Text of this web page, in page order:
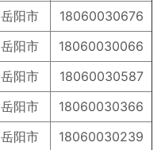
岳阳市
18060030676
岳阳市
18060030066
岳阳市
18060030587
岳阳市
18060030366
岳阳市
18060030239